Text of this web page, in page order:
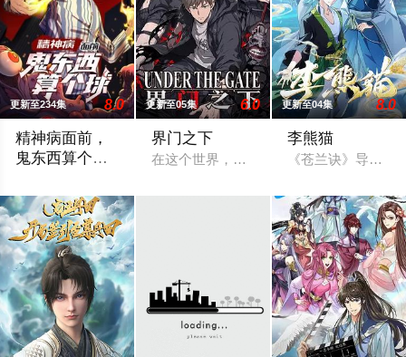
更新至234集 8.0
精神病面前，
鬼东西算个球
更新至05集 6.0
界门之下
在这个世界，万物意识皆由微观粒⼦构成
更新至04集 8.0
李熊猫
《苍兰诀》导演